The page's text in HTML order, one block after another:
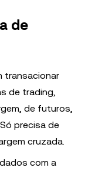
de
transacionar
de trading,
de futuros,
precisa de
cruzada.
com a